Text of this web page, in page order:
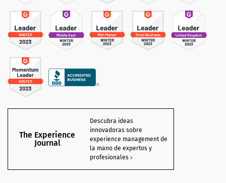
The Experience
Journal
Descubra ideas
innovadoras sobre
experience management de
la mano de expertos y
profesionales